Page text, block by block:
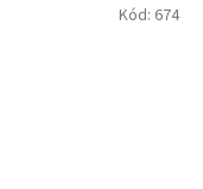
Kód: 674